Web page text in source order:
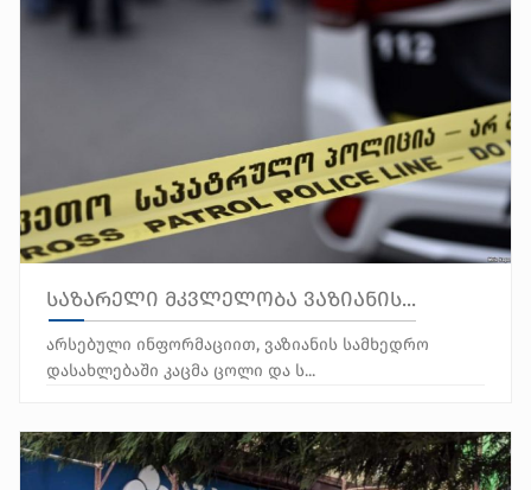
საზარელი მკვლელობა ვაზიანის...
არსებული ინფორმაციით, ვაზიანის სამხედრო
დასახლებაში კაცმა ცოლი და ს...